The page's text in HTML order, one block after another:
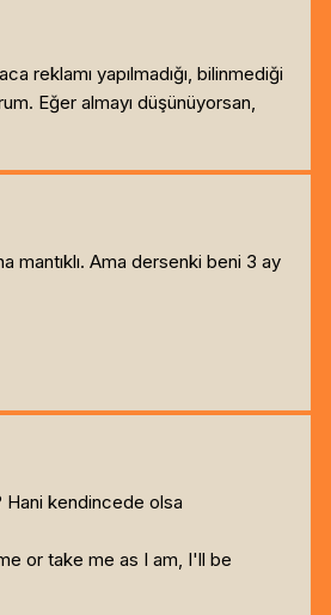
reklamı yapılmadığı, bilinmediği
Eğer almayı düşünüyorsan,
mantıklı. Ama dersenki beni 3 ay
Hani kendincede olsa
or take me as I am, I'll be